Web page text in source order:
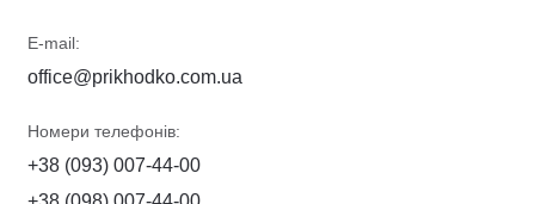
E-mail:
office@prikhodko.com.ua
Номери телефонів:
+38 (093) 007-44-00